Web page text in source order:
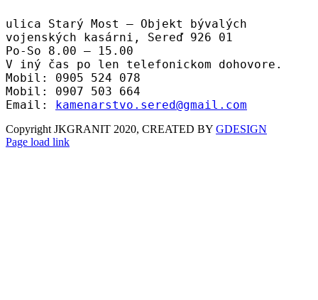
ulica Starý Most – Objekt bývalých
vojenských kasárni, Sereď 926 01
Po-So 8.00 – 15.00
V iný čas po len telefonickom dohovore.
Mobil: 0905 524 078
Mobil: 0907 503 664
Email: kamenarstvo.sered@gmail.com
Copyright JKGRANIT 2020, CREATED BY GDESIGN
Facebook
Twitter
Instagram
Pinterest
Page load link